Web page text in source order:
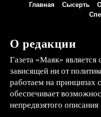
Главная Сысерть
О редакции
Газета «Маяк»
зависящей ни от
работаем на принципах
обеспечивает
непредвзятого